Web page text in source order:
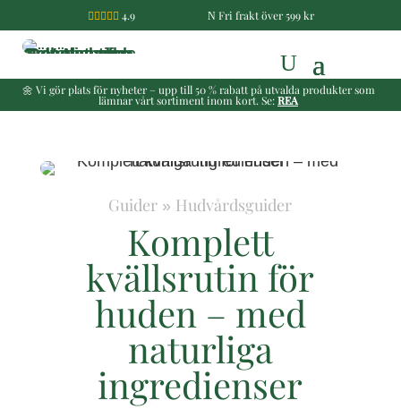
 4.9 NFri frakt över 599 kr
🌼 Vi gör plats för nyheter – upp till 50 % rabatt på utvalda produkter som
lämnar vårt sortiment inom kort. Se:REA
Guider » Hudvårdsguider
Komplett
kvällsrutin för
huden – med
naturliga
ingredienser